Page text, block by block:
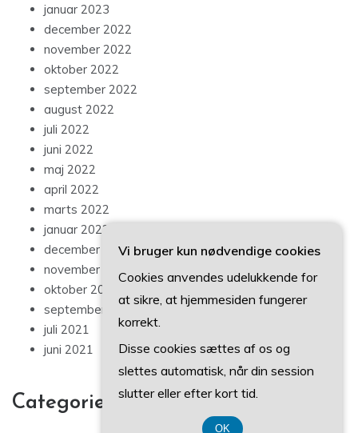
januar 2023
december 2022
november 2022
oktober 2022
september 2022
august 2022
juli 2022
juni 2022
maj 2022
april 2022
marts 2022
januar 2022
december 2021
november 2021
oktober 2021
september 2021
juli 2021
juni 2021
Categories
Vi bruger kun nødvendige cookies
Cookies anvendes udelukkende for
at sikre, at hjemmesiden fungerer
korrekt.
Disse cookies sættes af os og
slettes automatisk, når din session
slutter eller efter kort tid.
OK